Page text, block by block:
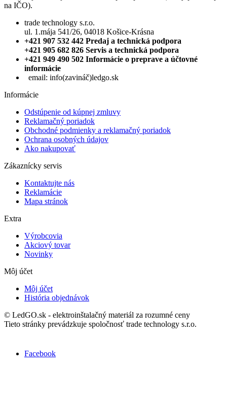
na IČO).
trade technology s.r.o.
ul. 1.mája 541/26, 04018 Košice-Krásna
+421 907 532 442 Predaj a technická podpora
+421 905 682 826 Servis a technická podpora
+421 949 490 502 Informácie o preprave a účtovné
informácie
email: info(zavináč)ledgo.sk
Informácie
Odstúpenie od kúpnej zmluvy
Reklamačný poriadok
Obchodné podmienky a reklamačný poriadok
Ochrana osobných údajov
Ako nakupovať
Zákaznícky servis
Kontaktujte nás
Reklamácie
Mapa stránok
Extra
Výrobcovia
Akciový tovar
Novinky
Môj účet
Môj účet
História objednávok
© LedGO.sk - elektroinštalačný materiál za rozumné ceny
Tieto stránky prevádzkuje spoločnosť trade technology s.r.o.
Facebook